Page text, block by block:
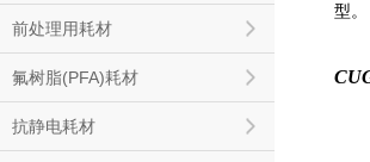
前处理用耗材
氟树脂(PFA)耗材
抗静电耗材
型。